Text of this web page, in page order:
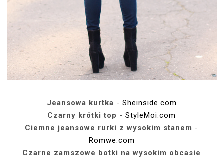
Jeansowa kurtka - Sheinside.com
Czarny krótki top -StyleMoi.com
Ciemne jeansowe rurki z wysokim stanem -
Romwe.com
Czarne zamszowe botki na wysokim obcasie